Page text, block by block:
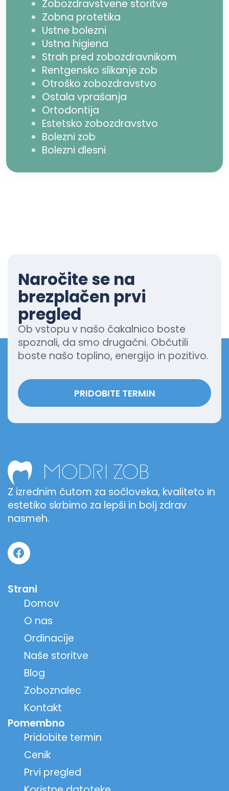
Zobozdravstvene storitve
Zobna protetika
Ustne bolezni
Ustna higiena
Strah pred zobozdravnikom
Rentgensko slikanje zob
Otroško zobozdravstvo
Ostala vprašanja
Ortodontija
Estetsko zobozdravstvo
Bolezni zob
Bolezni dlesni
Naročite se na
brezplačen prvi
pregled
Ob vstopu v našo čakalnico boste
spoznali, da smo drugačni. Občutili
boste našo toplino, energijo in pozitivo.
PRIDOBITE TERMIN
Z izrednim čutom za sočloveka, kvaliteto in
estetiko skrbimo za lepši in bolj zdrav
nasmeh.
Strani
Domov
O nas
Ordinacije
Naše storitve
Blog
Zoboznalec
Kontakt
Pomembno
Pridobite termin
Cenik
Prvi pregled